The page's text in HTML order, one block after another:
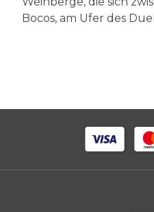
Bocos, am Ufer des